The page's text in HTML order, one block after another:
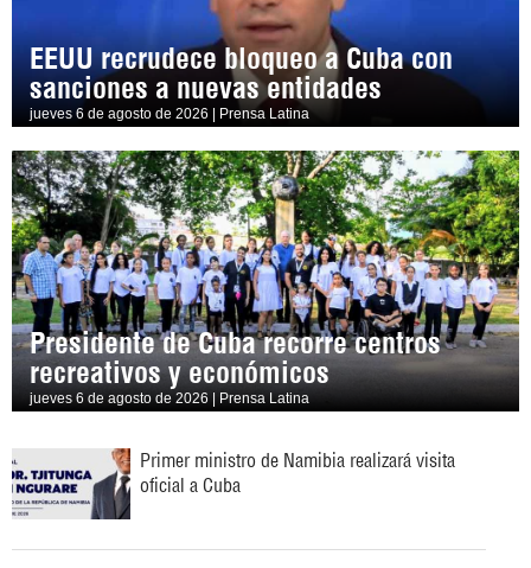
EEUU recrudece bloqueo a Cuba con
sanciones a nuevas entidades
jueves 6 de agosto de 2026 | Prensa Latina
Presidente de Cuba recorre centros
recreativos y económicos
jueves 6 de agosto de 2026 | Prensa Latina
Primer ministro de Namibia realizará visita
oficial a Cuba